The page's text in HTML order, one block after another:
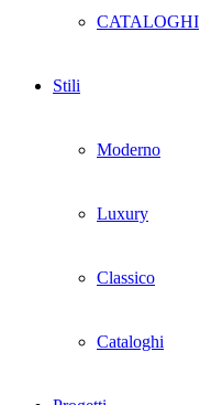
CATALOGHI
Stili
Moderno
Luxury
Classico
Cataloghi